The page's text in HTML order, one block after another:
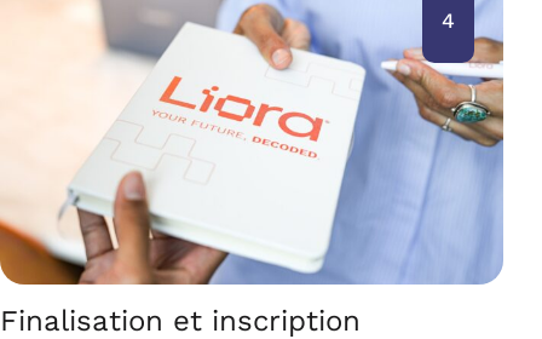
4
Finalisation et inscription